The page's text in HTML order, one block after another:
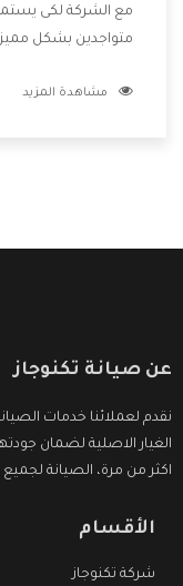
مع الشركة لكى
متواجدين بشكل
الشركة بها والتى
مشاهدة المزيد
عن صيانة تكنوجاز
نقدم لعملائنا خدمات
الغيار الاصلية لضمان
اكثر من مرة، الصيانة
الأقسام
شركة تكنوجاز